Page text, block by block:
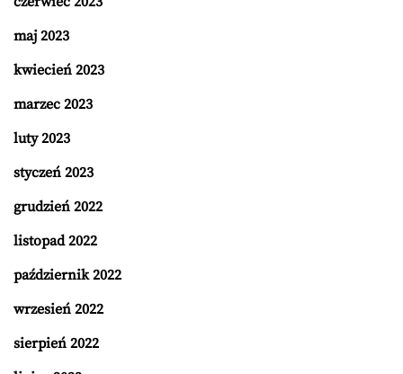
maj 2023
kwiecień 2023
marzec 2023
luty 2023
styczeń 2023
grudzień 2022
listopad 2022
październik 2022
wrzesień 2022
sierpień 2022